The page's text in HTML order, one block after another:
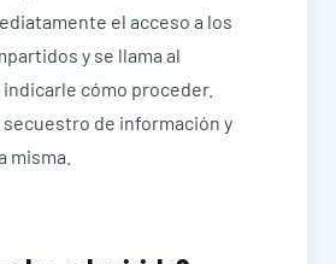
el acceso a los
y se llama al
cómo proceder.
de información y
misma.